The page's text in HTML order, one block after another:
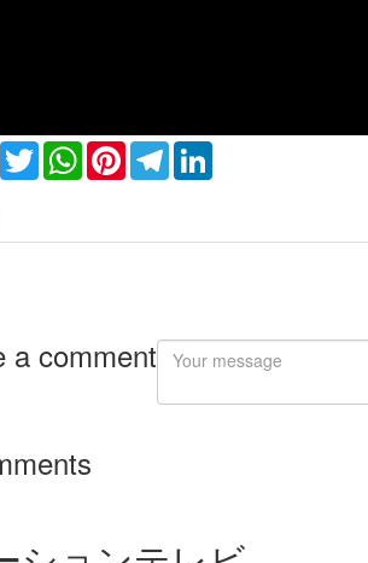
Facebook
TwitterWhatsAppPinterestTelegram
a comment